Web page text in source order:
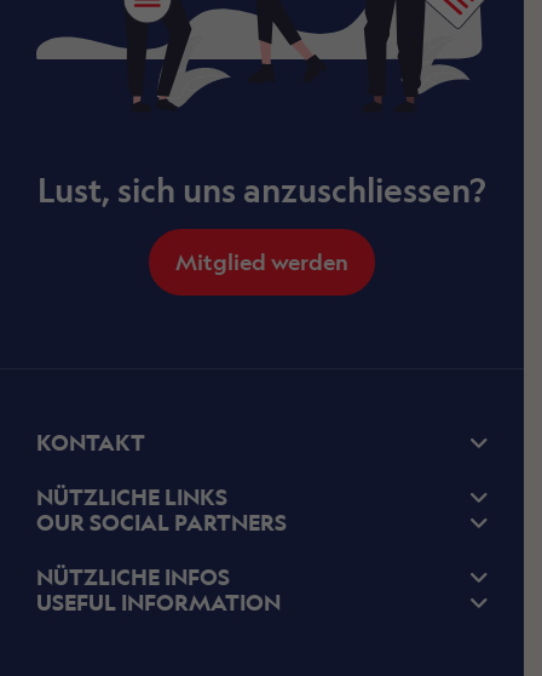
Lust, sich uns anzuschliessen?
Mitglied werden
KONTAKT
NÜTZLICHE LINKS
OUR SOCIAL PARTNERS
NÜTZLICHE INFOS
USEFUL INFORMATION